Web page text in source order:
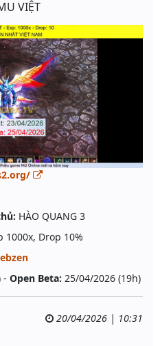
HÀO QUANG 3
1000x, Drop 10%
- Open Beta: 25/04/2026 (19h)
20/04/2026 | 10:31